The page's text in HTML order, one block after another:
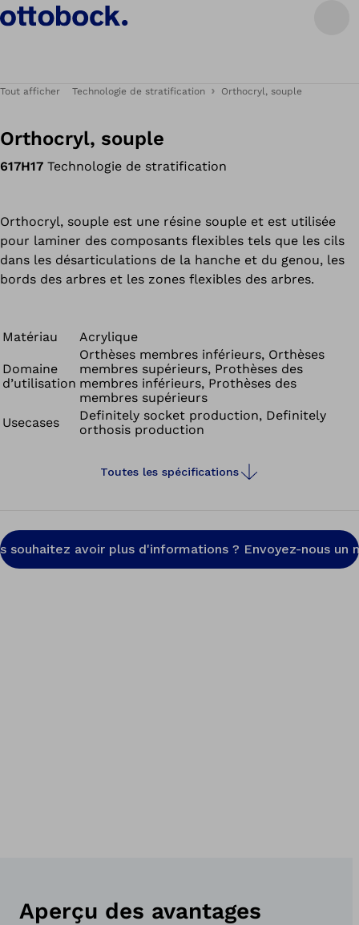
Tout afficher Technologie de stratification Orthocryl, souple
Orthocryl, souple
617H17 Technologie de stratification
Orthocryl, souple est une résine souple et est utilisée
pour laminer des composants flexibles tels que les cils
dans les désarticulations de la hanche et du genou, les
bords des arbres et les zones flexibles des arbres.
Matériau Acrylique
Domaine
d’utilisation
Orthèses membres inférieurs, Orthèses
membres supérieurs, Prothèses des
membres inférieurs, Prothèses des
membres supérieurs
Usecases
Definitely socket production, Definitely
orthosis production
Toutes les spécifications
souhaitez avoir plus d'informations ? Envoyez-nous un
Aperçu des avantages